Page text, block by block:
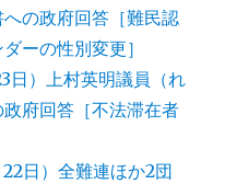
の政府回答［難民認
ーの性別変更］
日）上村英明議員（れ
府回答［不法滞在者
日）全難連ほか2団